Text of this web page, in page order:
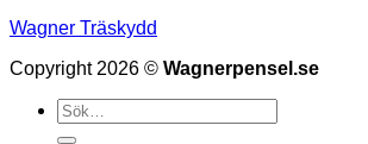
Wagner Träskydd
Copyright 2026 © Wagnerpensel.se
Sök
efter: